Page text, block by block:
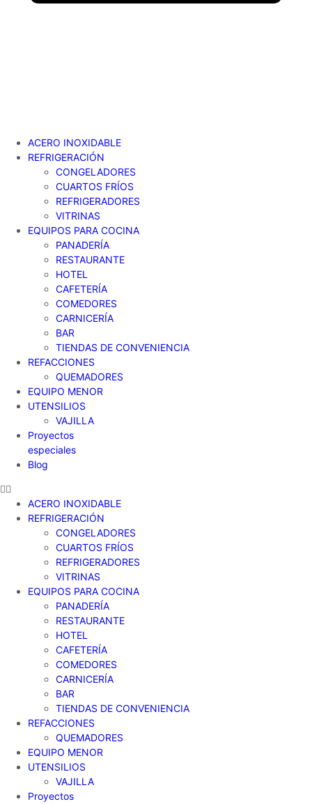
ACERO INOXIDABLE
REFRIGERACIÓN
CONGELADORES
CUARTOS FRÍOS
REFRIGERADORES
VITRINAS
EQUIPOS PARA COCINA
PANADERÍA
RESTAURANTE
HOTEL
CAFETERÍA
COMEDORES
CARNICERÍA
BAR
TIENDAS DE CONVENIENCIA
REFACCIONES
QUEMADORES
EQUIPO MENOR
UTENSILIOS
VAJILLA
Proyectos
especiales
Blog
ACERO INOXIDABLE
REFRIGERACIÓN
CONGELADORES
CUARTOS FRÍOS
REFRIGERADORES
VITRINAS
EQUIPOS PARA COCINA
PANADERÍA
RESTAURANTE
HOTEL
CAFETERÍA
COMEDORES
CARNICERÍA
BAR
TIENDAS DE CONVENIENCIA
REFACCIONES
QUEMADORES
EQUIPO MENOR
UTENSILIOS
VAJILLA
Proyectos